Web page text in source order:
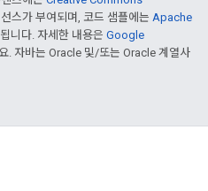
스가 부여되며, 코드 샘플에는 Apache
니다. 자세한 내용은 Google
. 자바는 Oracle 및/또는 Oracle 계열사